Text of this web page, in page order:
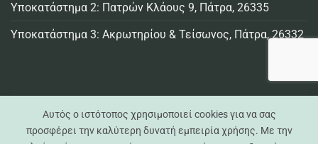
Υποκατάστημα 2: Πατρών Κλάους 9, Πάτρα, 26335
Υποκατάστημα 3: Ακρωτηρίου & Τείσωνος, Πάτρα, 26332
Αυτός ο ιστότοπος χρησιμοποιεί cookies για να σας
προσφέρει την καλύτερη δυνατή εμπειρία χρήσης. Με την